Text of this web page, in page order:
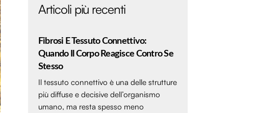
Articoli più recenti
Fibrosi E Tessuto Connettivo:
Quando Il Corpo Reagisce Contro Se
Stesso
Il tessuto connettivo è una delle strutture
più diffuse e decisive dell’organismo
umano, ma resta spesso meno